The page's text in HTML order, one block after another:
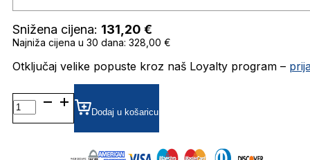
Snižena cijena: 131,20 €
Najniža cijena u 30 dana: 328,00 €
Otključaj velike popuste kroz naš Loyalty program –
IM0077/G/S SUNČANE
NAOČALE
ISABEL
Dodaj u košaricu